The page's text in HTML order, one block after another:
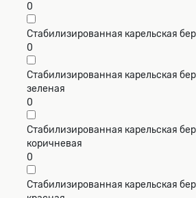
0
Стабилизированная карельская
0
Стабилизированная карельская
зеленая
0
Стабилизированная карельская
коричневая
0
Стабилизированная карельская